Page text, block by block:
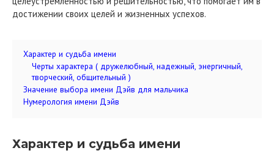
достижении своих целей и жизненных успехов.
Характер и судьба имени
Черты характера ( дружелюбный, надежный, энергичный,
творческий, общительный )
Значение выбора имени Дэйв для мальчика
Нумерология имени Дэйв
Характер и судьба имени